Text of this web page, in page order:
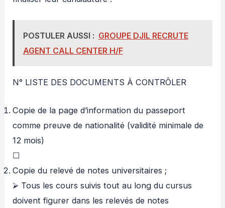
POSTULER AUSSI : GROUPE DJIL RECRUTE
AGENT CALL CENTER H/F
N° LISTE DES DOCUMENTS À CONTRÔLER
Copie de la page d’information du passeport
comme preuve de nationalité (validité minimale de
12 mois)
☐
Copie du relevé de notes universitaires ;
⮚ Tous les cours suivis tout au long du cursus
doivent figurer dans les relevés de notes